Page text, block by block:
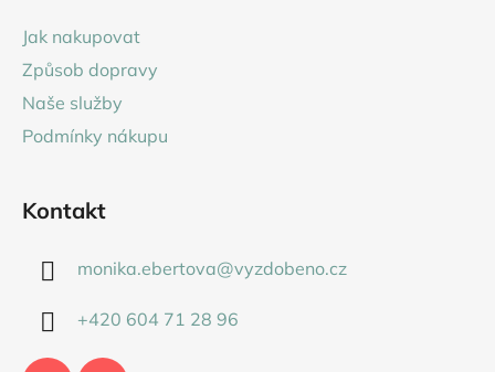
Jak nakupovat
Způsob dopravy
Naše služby
Podmínky nákupu
Kontakt
monika.ebertova@vyzdobeno.cz
+420 604 71 28 96